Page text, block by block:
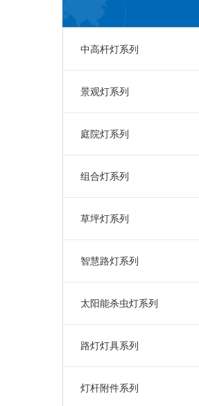
中高杆灯系列
景观灯系列
庭院灯系列
组合灯系列
草坪灯系列
智慧路灯系列
太阳能杀虫灯系列
路灯灯具系列
灯杆附件系列